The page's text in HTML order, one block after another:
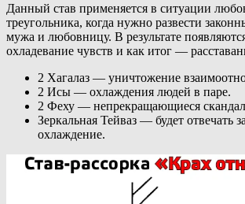
Данный став применяется в ситуации
треугольника, когда нужно развести
мужа и любовницу. В результате
охладевание чувств и как итог —
2 Хагалаз — уничтожение
2 Исы — охлаждения людей в паре.
2 Феху — непрекращающиеся
Зеркальная Тейваз — будет отвечать
охлаждение.